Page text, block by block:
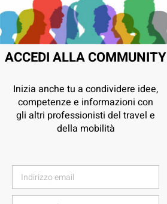
ACCEDI ALLA COMMUNITY
Inizia anche tu a condividere idee,
competenze e informazioni con
gli altri professionisti del travel e
della mobilità